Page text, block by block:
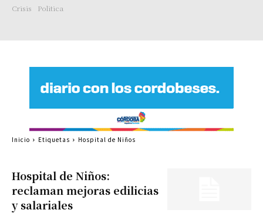
Crisis
Politica
Hospital de Niños:
reclaman mejoras edilicias
y salariales
Inicio Etiquetas Hospital de Niños